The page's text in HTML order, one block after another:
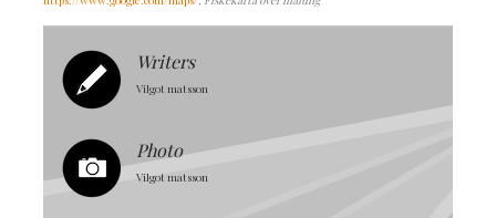
Writers
Vilgot matsson
Photo
Vilgot matsson